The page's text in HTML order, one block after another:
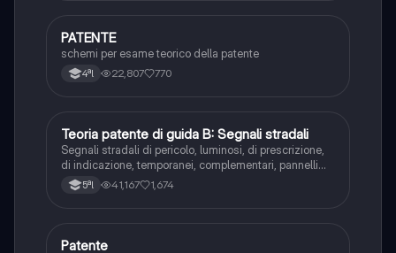
Altro
PATENTE
schemi per esame teorico della patente
4ªl 22,807 770
Ed. civ.
Teoria patente di guida B: Segnali stradali
Segnali stradali di pericolo, luminosi, di prescrizione,
di indicazione, temporanei, complementari, pannelli
integrativi, segnaletica orizzontale, segnalazioni
agenti del traffico, distanza di visibilità per l‘arresto,
5ªl 41,167 1,674
Altro
Patente